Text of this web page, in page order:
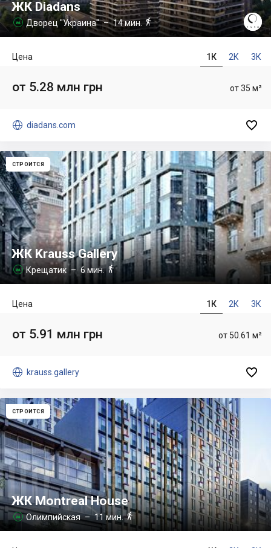
ЖК Diadans
 Дворец "Украина"– 14 мин. 
1К 2К 3К
Цена
от 35 м²
от 5.28 млн грн
 diadans.com 
СТРОИТСЯ
ЖК Krauss Gallery
 Крещатик – 6 мин.
1К 2К 3К
Цена
от 50.61 м²
от 5.91 млн грн
 krauss.gallery 
СТРОИТСЯ
ЖК Montreal House
 Олимпийская– 11 мин.